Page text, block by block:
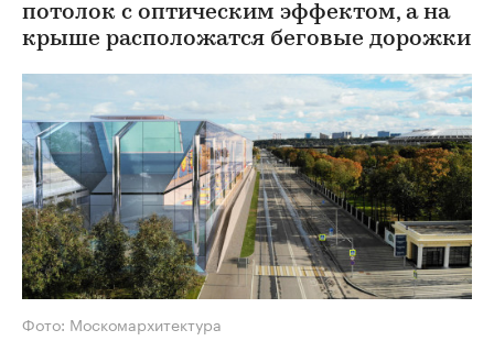
потолок с оптическим эффектом, а на
крыше расположатся беговые дорожки
Фото: Москомархитектура